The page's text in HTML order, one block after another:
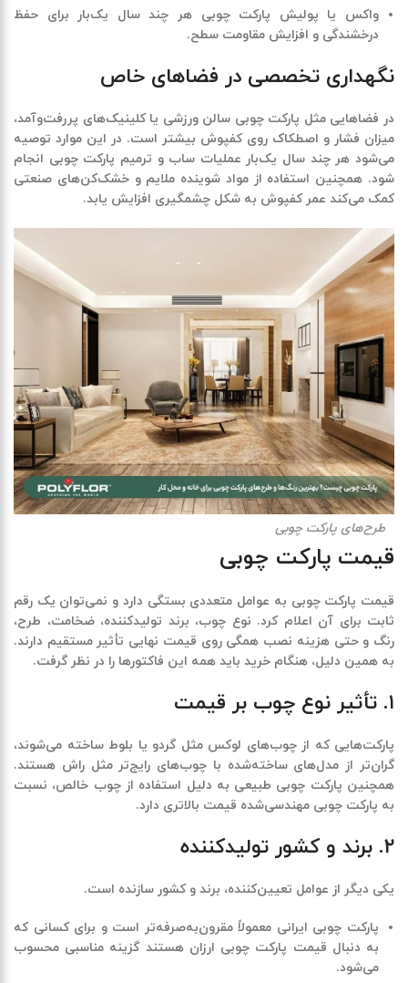
واکس یا پولیش پارکت چوبی هر چند سال یک‌بار برای حفظ
درخشندگی و افزایش مقاومت سطح.
نگهداری تخصصی در فضاهای خاص
در فضاهایی مثل پارکت چوبی سالن ورزشی یا کلینیک‌های پررفت‌وآمد،
میزان فشار و اصطکاک روی کفپوش بیشتر است. در این موارد توصیه
می‌شود هر چند سال یک‌بار عملیات ساب و ترمیم پارکت چوبی انجام
شود. همچنین استفاده از مواد شوینده ملایم و خشک‌کن‌های صنعتی
کمک می‌کند عمر کفپوش به شکل چشمگیری افزایش یابد.
طرح‌های پارکت چوبی
قیمت پارکت چوبی
قیمت پارکت چوبی به عوامل متعددی بستگی دارد و نمی‌توان یک رقم
ثابت برای آن اعلام کرد. نوع چوب، برند تولیدکننده، ضخامت، طرح،
رنگ و حتی هزینه نصب همگی روی قیمت نهایی تأثیر مستقیم دارند.
به همین دلیل، هنگام خرید باید همه این فاکتورها را در نظر گرفت.
۱. تأثیر نوع چوب بر قیمت
پارکت‌هایی که از چوب‌های لوکس مثل گردو یا بلوط ساخته می‌شوند،
گران‌تر از مدل‌های ساخته‌شده با چوب‌های رایج‌تر مثل راش هستند.
همچنین پارکت چوبی طبیعی به دلیل استفاده از چوب خالص، نسبت
به پارکت چوبی مهندسی‌شده قیمت بالاتری دارد.
۲. برند و کشور تولیدکننده
یکی دیگر از عوامل تعیین‌کننده، برند و کشور سازنده است.
پارکت چوبی ایرانی معمولاً مقرون‌به‌صرفه‌تر است و برای کسانی که
به دنبال قیمت پارکت چوبی ارزان هستند گزینه مناسبی محسوب
می‌شود.